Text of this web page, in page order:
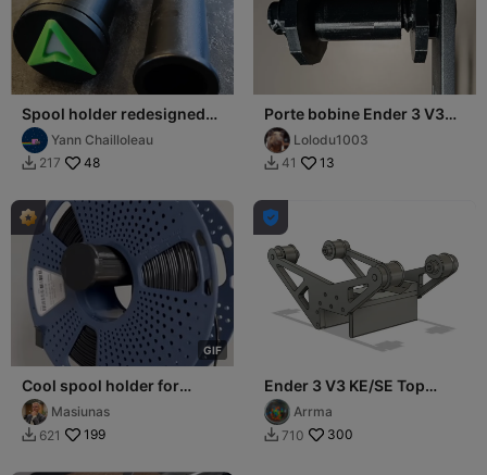
Spool holder redesigned
for ENDER 3 V3 SE / KE
Yann Chailloleau
 217 48
Porte bobine Ender 3 V3
KE/SELolodu1003
 41 13
GIF
Cool spool holder for
Ender-3 V3 SE/KE
Masiunas
 621 199

Ender 3 V3 KE/SE Top
Spool Holder
Arrma
 710 300